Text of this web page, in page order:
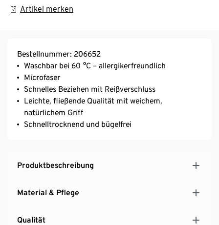
Artikel merken
Bestellnummer: 206652
Waschbar bei 60 °C – allergikerfreundlich
Microfaser
Schnelles Beziehen mit Reißverschluss
Leichte, fließende Qualität mit weichem,
natürlichem Griff
Schnelltrocknend und bügelfrei
Produktbeschreibung
Material & Pflege
Qualität